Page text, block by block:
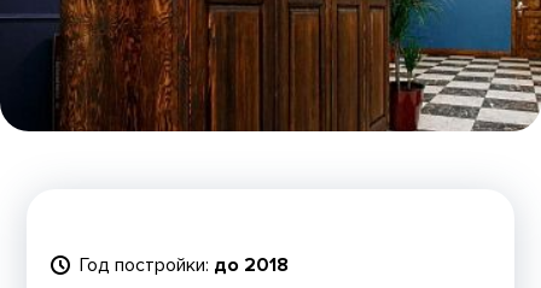
Год постройки: до 2018